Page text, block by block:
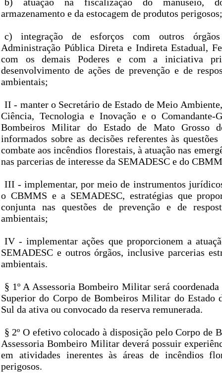
armazenamento e da estocagem de produtos perigosos;
c) integração de esforços com outros
Administração Pública Direta e Indireta Estadual,
com os demais Poderes e com a iniciativa
desenvolvimento de ações de prevenção e de
ambientais;
II - manter o Secretário de Estado de Meio
Ciência, Tecnologia e Inovação e o Comandante-
Bombeiros Militar do Estado de Mato Grosso
informados sobre as decisões referentes às
combate aos incêndios florestais, à atuação nas
nas parcerias de interesse da SEMADESC e do
III - implementar, por meio de instrumentos
o CBMMS e a SEMADESC, estratégias que
conjunta nas questões de prevenção e de
ambientais;
IV - implementar ações que proporcionem a
SEMADESC e outros órgãos, inclusive parcerias
ambientais.
§ 1º A Assessoria Bombeiro Militar será
Superior do Corpo de Bombeiros Militar do Estado
Sul da ativa ou convocado da reserva remunerada.
§ 2º O efetivo colocado à disposição pelo Corpo de
Assessoria Bombeiro Militar deverá possuir
em atividades inerentes às áreas de incêndios
perigosos.